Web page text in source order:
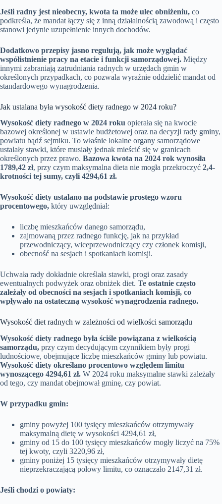
Jeśli radny jest nieobecny, kwota ta może ulec obniżeniu, co
podkreśla, że mandat łączy się z inną działalnością zawodową i często
stanowi jedynie uzupełnienie innych dochodów.
Dodatkowo przepisy jasno regulują, jak może wyglądać
współistnienie pracy na etacie i funkcji samorządowej. Między
innymi zabraniają zatrudniania radnych w urzędach gmin w
określonych przypadkach, co pozwala wyraźnie oddzielić mandat od
standardowego wynagrodzenia.
Jak ustalana była wysokość diety radnego w 2024 roku?
Wysokość diety radnego w 2024 roku opierała się na kwocie
bazowej określonej w ustawie budżetowej oraz na decyzji rady gminy,
powiatu bądź sejmiku. To właśnie lokalne organy samorządowe
ustalały stawki, które musiały jednak mieścić się w granicach
określonych przez prawo. Bazowa kwota na 2024 rok wynosiła
1789,42 zł, przy czym maksymalna dieta nie mogła przekroczyć 2,4-
krotności tej sumy, czyli 4294,61 zł.
Wysokość diety ustalano na podstawie prostego wzoru
procentowego, który uwzględniał:
liczbę mieszkańców danego samorządu,
zajmowaną przez radnego funkcję, jak na przykład
przewodniczący, wiceprzewodniczący czy członek komisji,
obecność na sesjach i spotkaniach komisji.
Uchwała rady dokładnie określała stawki, progi oraz zasady
ewentualnych podwyżek oraz obniżek diet. Te ostatnie często
zależały od obecności na sesjach i spotkaniach komisji, co
wpływało na ostateczną wysokość wynagrodzenia radnego.
Wysokość diet radnych w zależności od wielkości samorządu
Wysokość diety radnego była ściśle powiązana z wielkością
samorządu, przy czym decydującym czynnikiem były progi
ludnościowe, obejmujące liczbę mieszkańców gminy lub powiatu.
Wysokość diety określano procentowo względem limitu
wynoszącego 4294,61 zł. W 2024 roku maksymalne stawki zależały
od tego, czy mandat obejmował gminę, czy powiat.
W przypadku gmin:
gminy powyżej 100 tysięcy mieszkańców otrzymywały
maksymalną dietę w wysokości 4294,61 zł,
gminy od 15 do 100 tysięcy mieszkańców mogły liczyć na 75%
tej kwoty, czyli 3220,96 zł,
gminy poniżej 15 tysięcy mieszkańców otrzymywały dietę
nieprzekraczającą połowy limitu, co oznaczało 2147,31 zł.
Jeśli chodzi o powiaty: